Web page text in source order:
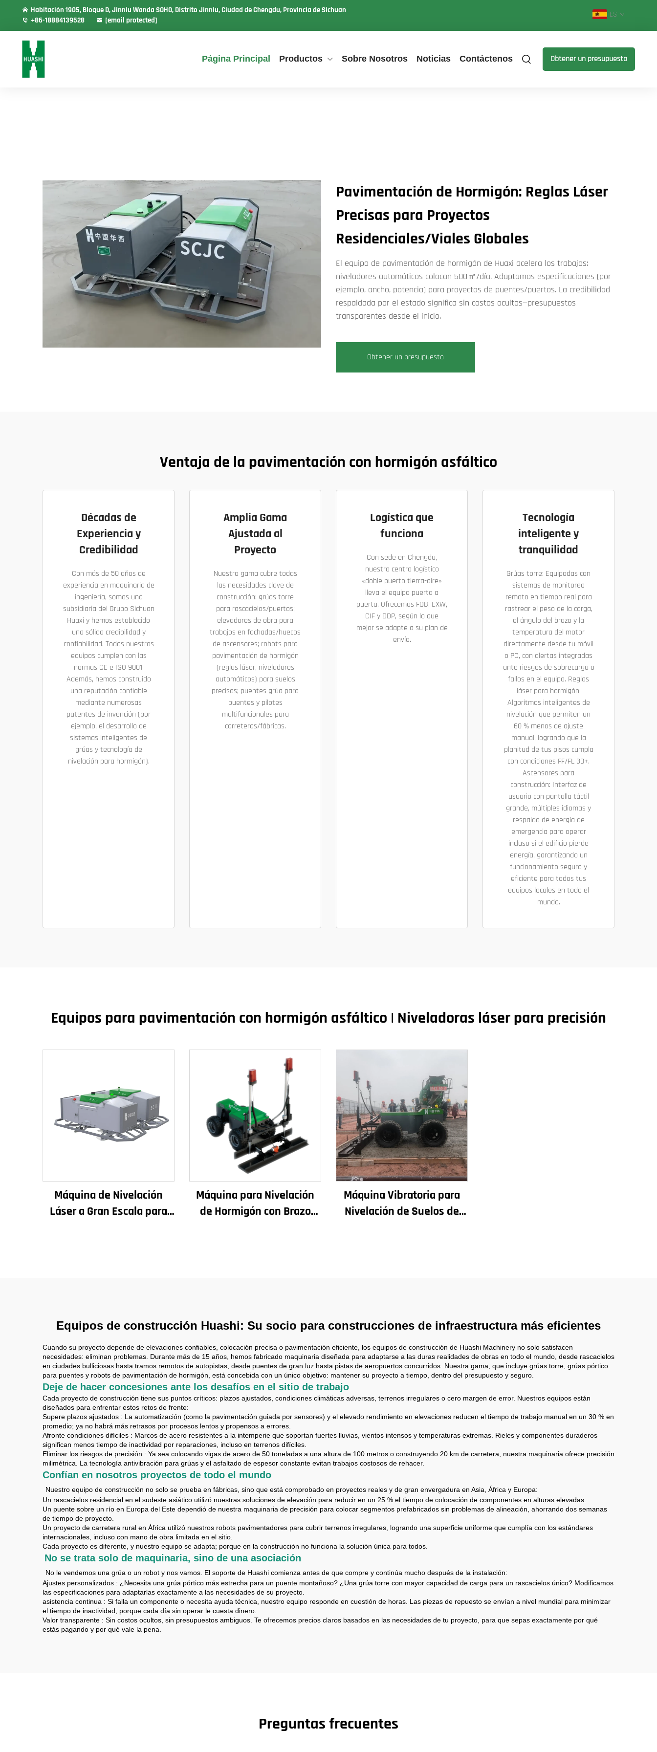
Habitación 1905, Bloque D, Jinniu Wanda SOHO, Distrito Jinniu, Ciudad de Chengdu, Provincia de Sichuan
+86-18884139528
[email protected]
ES
Página Principal Productos Sobre Nosotros Noticias Contáctenos Obtener un presupuesto
Pavimentación de Hormigón: Reglas Láser
Precisas para Proyectos
Residenciales/Viales Globales
El equipo de pavimentación de hormigón de Huaxi acelera los trabajos:
niveladores automáticos colocan 500㎡/día. Adaptamos especificaciones (por
ejemplo, ancho, potencia) para proyectos de puentes/puertos. La credibilidad
respaldada por el estado significa sin costos ocultos—presupuestos
transparentes desde el inicio.
Obtener un presupuesto
Ventaja de la pavimentación con hormigón asfáltico
Décadas de
Experiencia y
Credibilidad
Con más de 50 años de
experiencia en maquinaria de
ingeniería, somos una
subsidiaria del Grupo Sichuan
Huaxi y hemos establecido
una sólida credibilidad y
confiabilidad. Todos nuestros
equipos cumplen con las
normas CE e ISO 9001.
Además, hemos construido
una reputación confiable
mediante numerosas
patentes de invención (por
ejemplo, el desarrollo de
sistemas inteligentes de
grúas y tecnología de
nivelación para hormigón).
Amplia Gama
Ajustada al
Proyecto
Nuestra gama cubre todas
las necesidades clave de
construcción: grúas torre
para rascacielos/puertos;
elevadores de obra para
trabajos en fachadas/huecos
de ascensores; robots para
pavimentación de hormigón
(reglas láser, niveladores
automáticos) para suelos
precisos; puentes grúa para
puentes y pilotes
multifuncionales para
carreteras/fábricas.
Logística que
funciona
Con sede en Chengdu,
nuestro centro logístico
«doble puerto tierra-aire»
lleva el equipo puerta a
puerta. Ofrecemos FOB, EXW,
CIF y DDP, según lo que
mejor se adapte a su plan de
envío.
Tecnología
inteligente y
tranquilidad
Grúas torre: Equipadas con
sistemas de monitoreo
remoto en tiempo real para
rastrear el peso de la carga,
el ángulo del brazo y la
temperatura del motor
directamente desde tu móvil
o PC, con alertas integradas
ante riesgos de sobrecarga o
fallos en el equipo. Reglas
láser para hormigón:
Algoritmos inteligentes de
nivelación que permiten un
60 % menos de ajuste
manual, logrando que la
planitud de tus pisos cumpla
con condiciones FF/FL 30+.
Ascensores para
construcción: Interfaz de
usuario con pantalla táctil
grande, múltiples idiomas y
respaldo de energía de
emergencia para operar
incluso si el edificio pierde
energía, garantizando un
funcionamiento seguro y
eficiente para todos tus
equipos locales en todo el
mundo.
Equipos para pavimentación con hormigón asfáltico | Niveladoras láser para precisión
Máquina de Nivelación
Láser a Gran Escala para
Máquina para Nivelación
de Hormigón con Brazo
Máquina Vibratoria para
Nivelación de Suelos de
Equipos de construcción Huashi: Su socio para construcciones de infraestructura más eficientes
Cuando su proyecto depende de elevaciones confiables, colocación precisa o pavimentación eficiente, los equipos de construcción de Huashi Machinery no solo satisfacen
necesidades: eliminan problemas. Durante más de 15 años, hemos fabricado maquinaria diseñada para adaptarse a las duras realidades de obras en todo el mundo, desde rascacielos
en ciudades bulliciosas hasta tramos remotos de autopistas, desde puentes de gran luz hasta pistas de aeropuertos concurridos. Nuestra gama, que incluye grúas torre, grúas pórtico
para puentes y robots de pavimentación de hormigón, está concebida con un único objetivo: mantener su proyecto a tiempo, dentro del presupuesto y seguro.
Deje de hacer concesiones ante los desafíos en el sitio de trabajo
Cada proyecto de construcción tiene sus puntos críticos: plazos ajustados, condiciones climáticas adversas, terrenos irregulares o cero margen de error. Nuestros equipos están
diseñados para enfrentar estos retos de frente:
Supere plazos ajustados : La automatización (como la pavimentación guiada por sensores) y el elevado rendimiento en elevaciones reducen el tiempo de trabajo manual en un 30 % en
promedio; ya no habrá más retrasos por procesos lentos y propensos a errores.
Afronte condiciones difíciles : Marcos de acero resistentes a la intemperie que soportan fuertes lluvias, vientos intensos y temperaturas extremas. Rieles y componentes duraderos
significan menos tiempo de inactividad por reparaciones, incluso en terrenos difíciles.
Eliminar los riesgos de precisión : Ya sea colocando vigas de acero de 50 toneladas a una altura de 100 metros o construyendo 20 km de carretera, nuestra maquinaria ofrece precisión
milimétrica. La tecnología antivibración para grúas y el asfaltado de espesor constante evitan trabajos costosos de rehacer.
Confían en nosotros proyectos de todo el mundo
Nuestro equipo de construcción no solo se prueba en fábricas, sino que está comprobado en proyectos reales y de gran envergadura en Asia, África y Europa:
Un rascacielos residencial en el sudeste asiático utilizó nuestras soluciones de elevación para reducir en un 25 % el tiempo de colocación de componentes en alturas elevadas.
Un puente sobre un río en Europa del Este dependió de nuestra maquinaria de precisión para colocar segmentos prefabricados sin problemas de alineación, ahorrando dos semanas
de tiempo de proyecto.
Un proyecto de carretera rural en África utilizó nuestros robots pavimentadores para cubrir terrenos irregulares, logrando una superficie uniforme que cumplía con los estándares
internacionales, incluso con mano de obra limitada en el sitio.
Cada proyecto es diferente, y nuestro equipo se adapta; porque en la construcción no funciona la solución única para todos.
No se trata solo de maquinaria, sino de una asociación
No le vendemos una grúa o un robot y nos vamos. El soporte de Huashi comienza antes de que compre y continúa mucho después de la instalación:
Ajustes personalizados : ¿Necesita una grúa pórtico más estrecha para un puente montañoso? ¿Una grúa torre con mayor capacidad de carga para un rascacielos único? Modificamos
las especificaciones para adaptarlas exactamente a las necesidades de su proyecto.
asistencia continua : Si falla un componente o necesita ayuda técnica, nuestro equipo responde en cuestión de horas. Las piezas de repuesto se envían a nivel mundial para minimizar
el tiempo de inactividad, porque cada día sin operar le cuesta dinero.
Valor transparente : Sin costos ocultos, sin presupuestos ambiguos. Te ofrecemos precios claros basados en las necesidades de tu proyecto, para que sepas exactamente por qué
estás pagando y por qué vale la pena.
Preguntas frecuentes